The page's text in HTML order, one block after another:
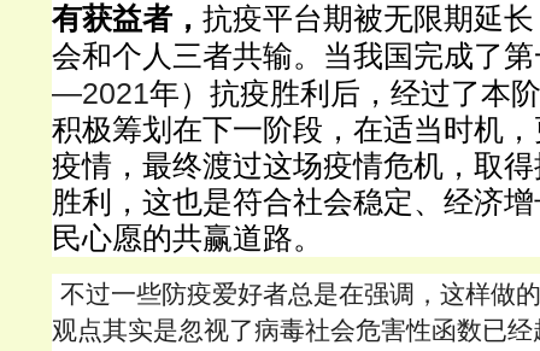
有获益者， 抗疫平台期被无限期延
会和个人三者共输。当我国完成了
—2021年）抗疫胜利后，经过了本
积极筹划在下一阶段，在适当时机
疫情，最终渡过这场疫情危机，取
胜利，这也是符合社会稳定、经济
民心愿的共赢道路。
不过一些防疫爱好者总是在强调，这样做
观点其实是忽视了病毒社会危害性函数已经